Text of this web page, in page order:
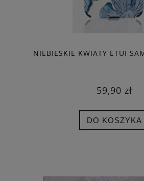
NIEBIESKIE KWIATY ETUI
59,90 zł
DO KOSZYKA